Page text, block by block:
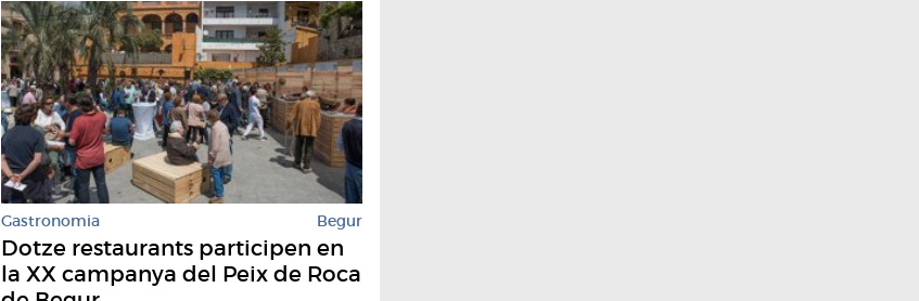
Gastronomia Begur
Dotze restaurants participen en
la XX campanya del Peix de Roca